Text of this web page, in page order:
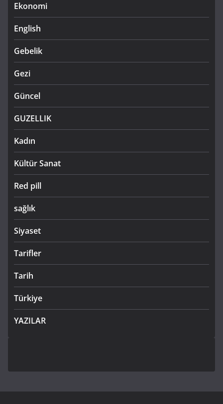
Ekonomi
English
Gebelik
Gezi
Güncel
GUZELLIK
Kadın
Kültür Sanat
Red pill
sağlık
Siyaset
Tarifler
Tarih
Türkiye
YAZILAR